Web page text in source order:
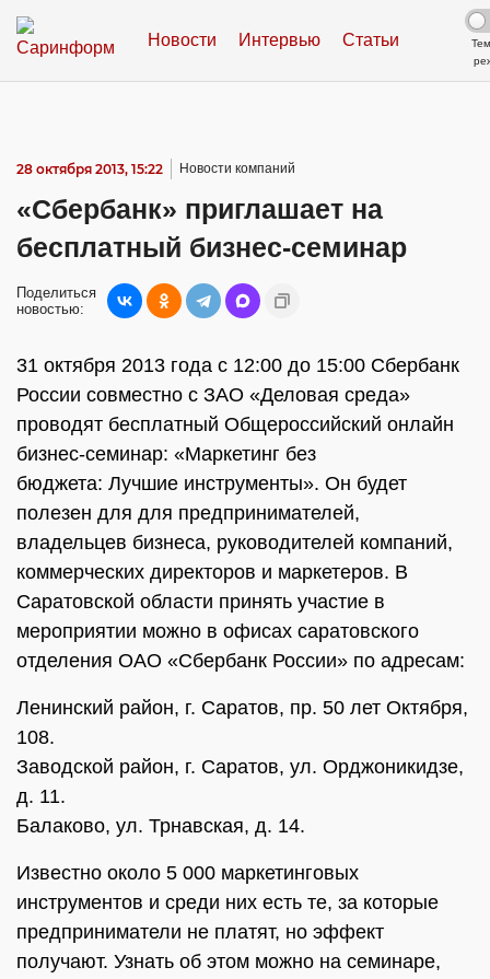
Новости Интервью Статьи
28 октября 2013, 15:22 Новости компаний
«Сбербанк» приглашает на
бесплатный бизнес-семинар
Поделиться
новостью:
31 октября 2013 года с 12:00 до 15:00 Сбербанк
России совместно с ЗАО «Деловая среда»
проводят бесплатный Общероссийский онлайн
бизнес-семинар: «Маркетинг без
бюджета: Лучшие инструменты». Он будет
полезен для для предпринимателей,
владельцев бизнеса, руководителей компаний,
коммерческих директоров и маркетеров. В
Саратовcкой области принять участие в
мероприятии можно в офисах саратовского
отделения ОАО «Сбербанк России» по адресам:
Ленинский район, г. Саратов, пр. 50 лет Октября,
108.
Заводской район, г. Саратов, ул. Орджоникидзе,
д. 11.
Балаково, ул. Трнавская, д. 14.
Известно около 5 000 маркетинговых
инструментов и среди них есть те, за которые
предприниматели не платят, но эффект
получают. Узнать об этом можно на семинаре,